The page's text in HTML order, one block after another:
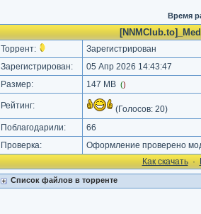
Время
Торрент:
Зарегистрирован
Зарегистрирован:
05 Апр 2026 14:43:47
Размер:
147 MB ()
Рейтинг: (Голосов: 20)
Поблагодарили:
66
Проверка:
Оформление проверено
Как cкачать·
Список файлов в торренте